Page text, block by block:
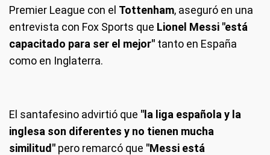
Premier League con el Tottenham, aseguró en una
entrevista con Fox Sports que Lionel Messi "está
capacitado para ser el mejor" tanto en España
como en Inglaterra.
El santafesino advirtió que "la liga española y la
inglesa son diferentes y no tienen mucha
similitud" pero remarcó que "Messi está